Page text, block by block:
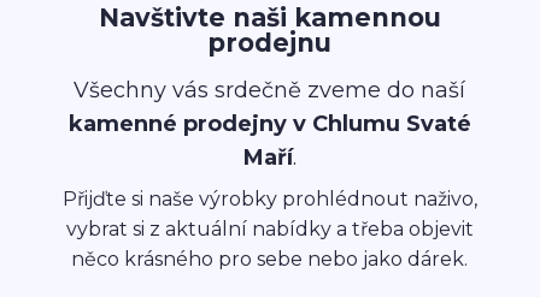
Navštivte naši kamennou
prodejnu
Všechny vás srdečně zveme do naší
kamenné prodejny v Chlumu Svaté
Maří.
Přijďte si naše výrobky prohlédnout naživo,
vybrat si z aktuální nabídky a třeba objevit
něco krásného pro sebe nebo jako dárek.